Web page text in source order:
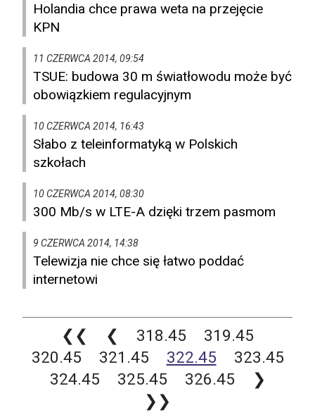
Holandia chce prawa weta na przejęcie
KPN
11 CZERWCA 2014, 09:54
TSUE: budowa 30 m światłowodu może być
obowiązkiem regulacyjnym
10 CZERWCA 2014, 16:43
Słabo z teleinformatyką w Polskich
szkołach
10 CZERWCA 2014, 08:30
300 Mb/s w LTE-A dzięki trzem pasmom
9 CZERWCA 2014, 14:38
Telewizja nie chce się łatwo poddać
internetowi
❮❮ ❮ 318.45
319.45
320.45
321.45 322.45
323.45
324.45
325.45 326.45
❯
❯❯